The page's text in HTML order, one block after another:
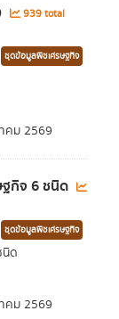
939 total
ชุดข้อมูลพืชเศรษฐกิจ
คม 2569
ฐกิจ 6 ชนิด
ชุดข้อมูลพืชเศรษฐกิจ
นิด
คม 2569